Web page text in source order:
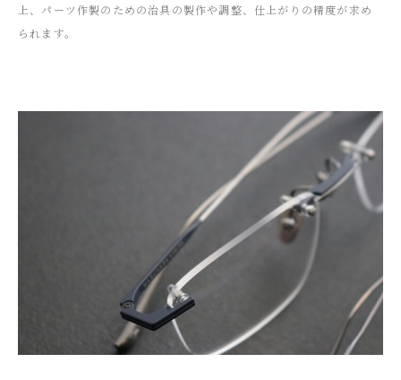
上、パーツ作製のための治具の製作や調整、仕上がりの精度が求め
られます。